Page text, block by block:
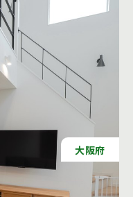
大阪府